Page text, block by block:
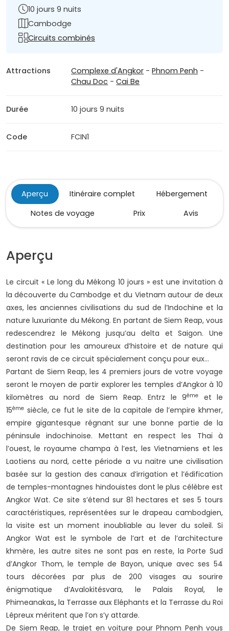
10 jours 9 nuits
Cambodge
Circuits combinés
Attractions Complexe d'Angkor -Phnom Penh -
Chau Doc -Cai Be
Durée 10 jours 9 nuits
Code FCIN1
Aperçu Itinéraire complet
Hébergement
Notes de voyage
Prix Avis
Aperçu
Le circuit « Le long du Mékong 10 jours » est une invitation à
la découverte du Cambodge et du Vietnam autour de deux
axes, les anciennes civilisations du sud de l’Indochine et la
nature luxuriante du Mékong. En partant de Siem Reap, vous
redescendrez le Mékong jusqu’au delta et Saigon. Une
destination pour les amoureux d’histoire et de nature qui
seront ravis de ce circuit spécialement conçu pour eux…
Partant de Siem Reap, les 4 premiers jours de votre voyage
seront le moyen de partir explorer les temples d’Angkor à 10
kilomètres au nord de Siem Reap. Entrz le 9ème
et le
15ème siècle, ce fut le site de la capitale de l’empire khmer,
empire gigantesque régnant sur une bonne partie de la
péninsule indochinoise. Mettant en respect les Thaï à
l’ouest, le royaume champa à l’est, les Vietnamiens et les
Laotiens au nord, cette période a vu naitre une civilisation
basée sur la gestion des canaux d’irrigation et l’édification
de temples-montagnes hindouistes dont le plus célèbre est
Angkor Wat. Ce site s’étend sur 81 hectares et ses 5 tours
caractéristiques, représentées sur le drapeau cambodgien,
la visite est un moment inoubliable au lever du soleil. Si
Angkor Wat est le symbole de l’art et de l’architecture
khmère, les autre sites ne sont pas en reste, la Porte Sud
d’Angkor Thom, le temple de Bayon, unique avec ses 54
tours décorées par plus de 200 visages au sourire
énigmatique d’Avalokitésvara, le Palais Royal, le
Phimeanakas, la Terrasse aux Eléphants et la Terrasse du Roi
Lépreux méritent que l’on s’y attarde.
De Siem Reap, le trajet en voiture pour Phnom Penh vous